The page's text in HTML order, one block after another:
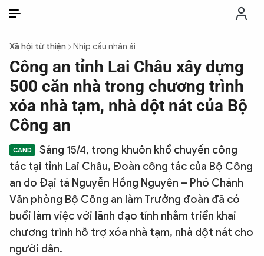
THỜI SỰ
CÔNG AN TRONG LÒNG DÂN
XÃ HỘI
PHÁP LUẬT
CÔNG NGHỆ
Xã hội từ thiện Nhịp cầu nhân ái
Công an tỉnh Lai Châu xây dựng
500 căn nhà trong chương trình
xóa nhà tạm, nhà dột nát của Bộ
Công an
Sáng 15/4, trong khuôn khổ chuyến công
tác tại tỉnh Lai Châu, Đoàn công tác của Bộ Công
an do Đại tá Nguyễn Hồng Nguyên – Phó Chánh
Văn phòng Bộ Công an làm Trưởng đoàn đã có
buổi làm việc với lãnh đạo tỉnh nhằm triển khai
chương trình hỗ trợ xóa nhà tạm, nhà dột nát cho
người dân.